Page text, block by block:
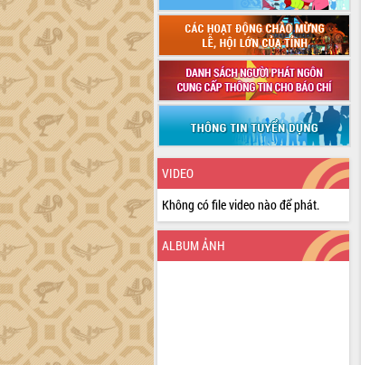
VIDEO
Không có file video nào để phát.
ALBUM ẢNH